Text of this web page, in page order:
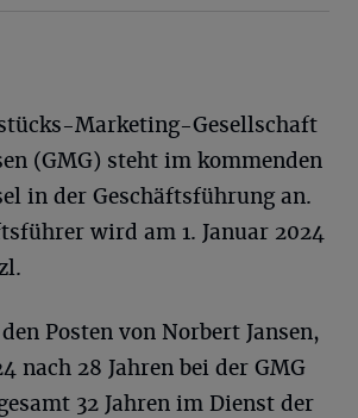
Marketing-Gesellschaft
(GMG) steht im kommenden
in der Geschäftsführung an.
wird am 1. Januar 2024
Posten von Norbert Jansen,
nach 28 Jahren bei der GMG
32 Jahren im Dienst der